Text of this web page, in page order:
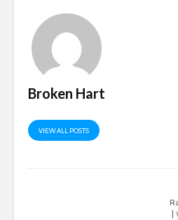
Broken Hart
VIEW ALL POSTS
|